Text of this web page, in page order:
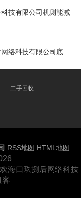
技有限公司机则能减
络科技有限公司底
二手回收
RSS地图 HTML地图
海口玖捌后网络科技
客